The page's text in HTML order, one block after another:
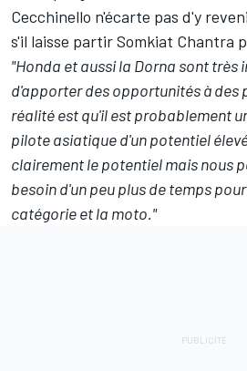
Cecchinello n'écarte pas d'y
s'il laisse partirSomkiat Chantra
"Honda et aussi la Dorna sont très
d'apporter des opportunités à des
réalité est qu'il est probablement
pilote asiatique d'un potentiel
clairement le potentiel mais nous
besoin d'un peu plus de temps
catégorie et la moto."